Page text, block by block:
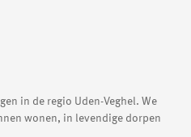
in de regio Uden-Veghel. We
wonen, in levendige dorpen